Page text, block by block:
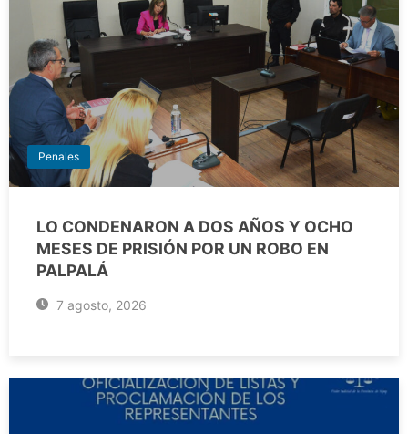
Penales
LO CONDENARON A DOS AÑOS Y OCHO
MESES DE PRISIÓN POR UN ROBO EN
PALPALÁ
7 agosto, 2026